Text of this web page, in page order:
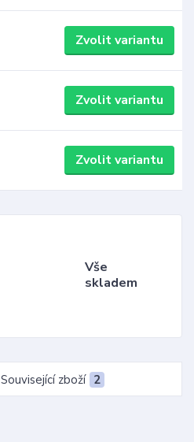
Zvolit variantu
Zvolit variantu
Zvolit variantu
Vše
skladem
Související zboží 2